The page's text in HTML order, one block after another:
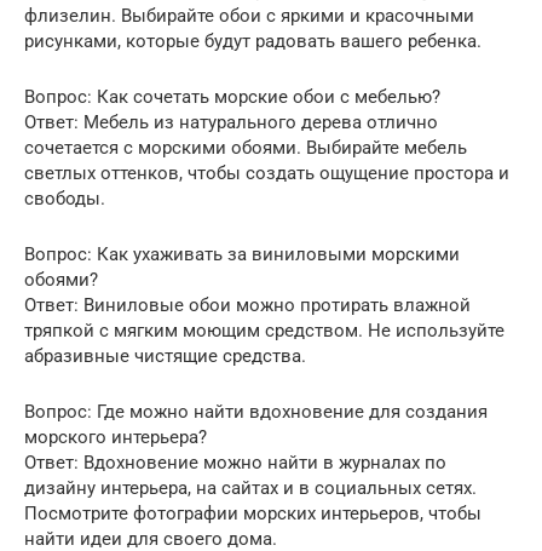
флизелин. Выбирайте обои с яркими и красочными
рисунками, которые будут радовать вашего ребенка.
Вопрос: Как сочетать морские обои с мебелью?
Ответ: Мебель из натурального дерева отлично
сочетается с морскими обоями. Выбирайте мебель
светлых оттенков, чтобы создать ощущение простора и
свободы.
Вопрос: Как ухаживать за виниловыми морскими
обоями?
Ответ: Виниловые обои можно протирать влажной
тряпкой с мягким моющим средством. Не используйте
абразивные чистящие средства.
Вопрос: Где можно найти вдохновение для создания
морского интерьера?
Ответ: Вдохновение можно найти в журналах по
дизайну интерьера, на сайтах и в социальных сетях.
Посмотрите фотографии морских интерьеров, чтобы
найти идеи для своего дома.